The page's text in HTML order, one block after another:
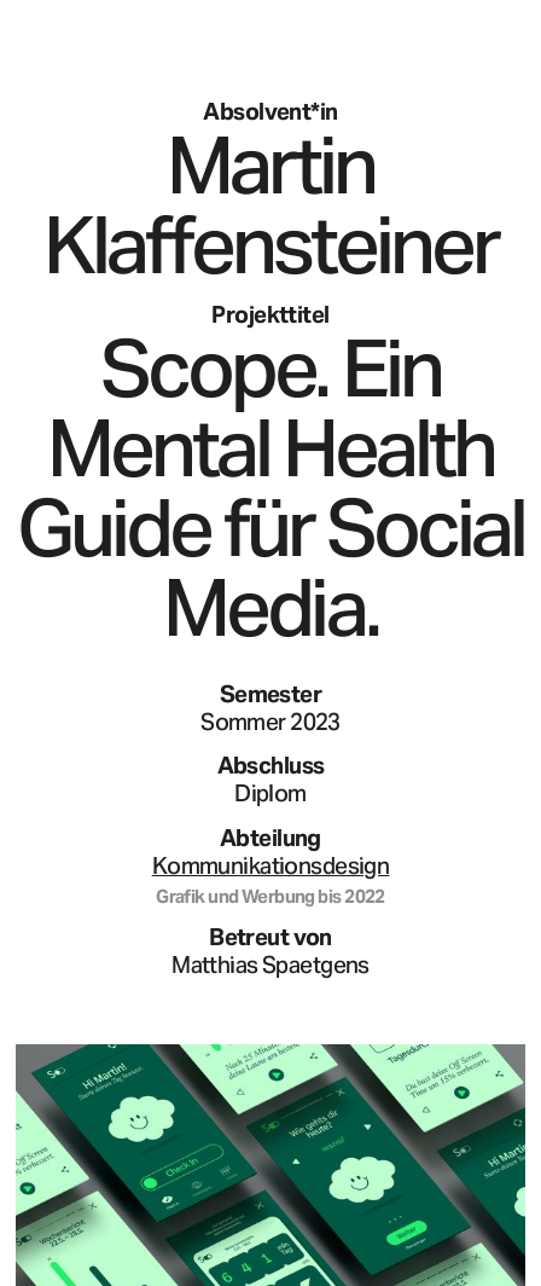
Absolvent*in
Martin
Klaffensteiner
Projekttitel
Scope. Ein
Mental Health
Guide für Social
Media.
Semester
Sommer 2023
Abschluss
Diplom
Abteilung
Kommunikationsdesign
Grafik und Werbung bis2022
Betreut von
Matthias Spaetgens